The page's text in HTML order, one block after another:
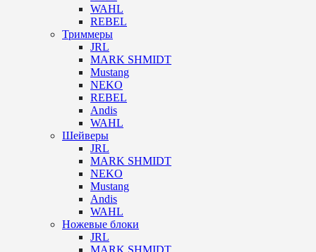
WAHL
REBEL
Триммеры
JRL
MARK SHMIDT
Mustang
NEKO
REBEL
Andis
WAHL
Шейверы
JRL
MARK SHMIDT
NEKO
Mustang
Andis
WAHL
Ножевые блоки
JRL
MARK SHMIDT